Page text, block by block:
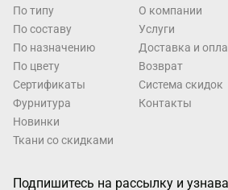
По типу
По составу
По назначению
По цвету
Cертификаты
Фурнитура
Новинки
Ткани со скидками
О компании
Услуги
Доставка и
Возврат
Система скидок
Контакты
Подпишитесь на рассылку и